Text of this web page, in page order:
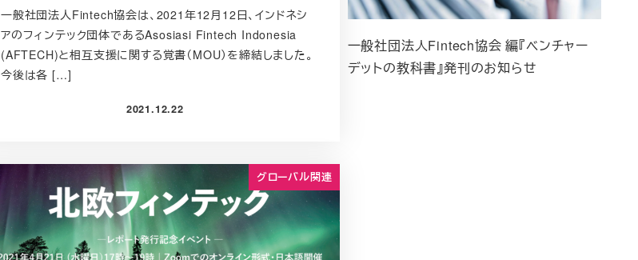
一般社団法人Fintech協会は、2021年12月12日、インドネシ
アのフィンテック団体であるAsosiasi Fintech Indonesia
(AFTECH)と相互支援に関する覚書（MOU）を締結しました。
今後は各 […]
投稿日
2021.12.22
グローバル関連
一般社団法人Fintech協会 編『ベンチャー
デットの教科書』発刊のお知らせ